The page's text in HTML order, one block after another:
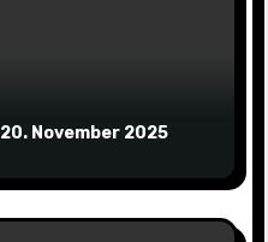
20. November 2025